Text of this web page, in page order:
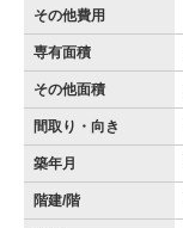
その他費用
専有面積
その他面積
間取り・向き
築年月
階建/階